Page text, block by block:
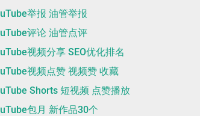
举报 油管举报
评论 油管点评
视频分享 SEO优化排名
视频点赞 视频赞 收藏
Shorts 短视频 点赞播放
包月 新作品30个